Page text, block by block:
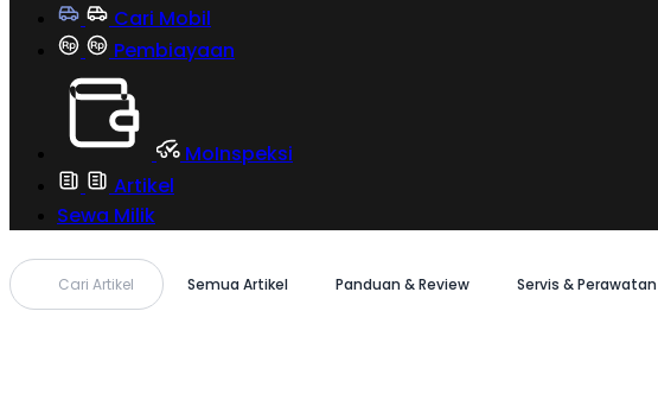
Cari Mobil
Pembiayaan
MoInspeksi
Artikel
Sewa Milik
Cari Artikel Semua Artikel Panduan & Review Servis & Perawatan